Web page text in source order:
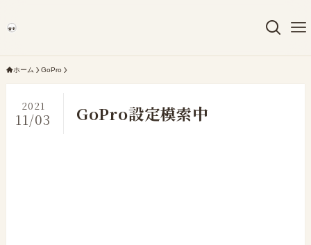
ホーム GoPro
GoPro設定模索中
2021
11/03